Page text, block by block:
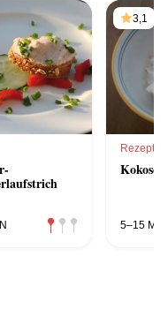
3,1
Rezept
5–15 MIN